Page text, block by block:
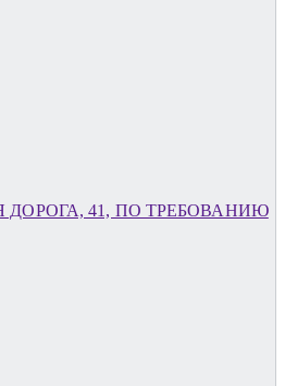
41, ПО ТРЕБОВАНИЮ